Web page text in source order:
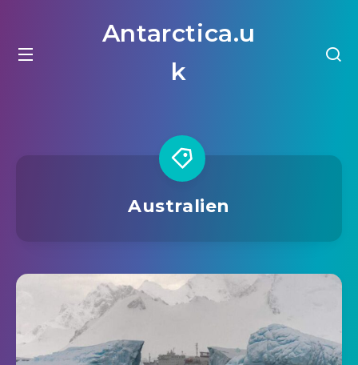
Antarctica.u
k
Australien